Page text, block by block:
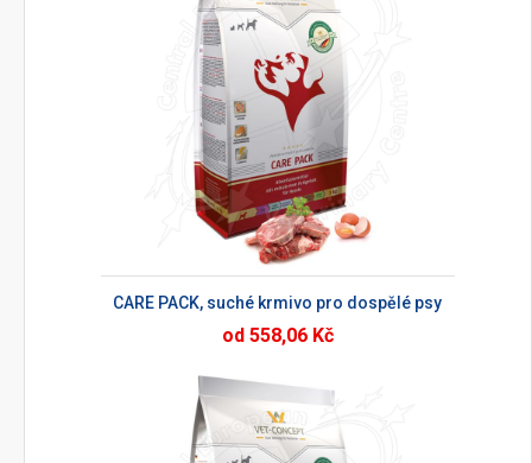
CARE PACK, suché krmivo pro dospělé psy
od 558,06 Kč